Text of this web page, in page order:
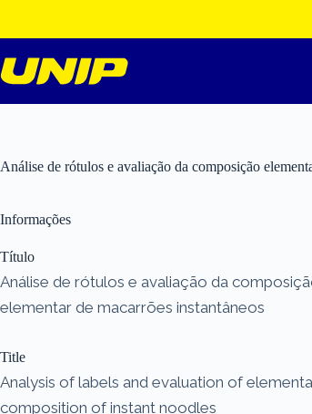
o
conteúdo
Análise de rótulos e avaliação da composição
Informações
Título
Análise de rótulos e avaliação da
elementar de macarrões instantâneos
Title
Analysis of labels and evaluation of
composition of instant noodles